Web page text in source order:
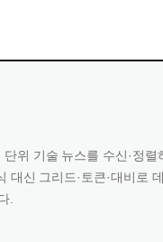
위 기술 뉴스를 수신·정렬
대신 그리드·토큰·대비로
.